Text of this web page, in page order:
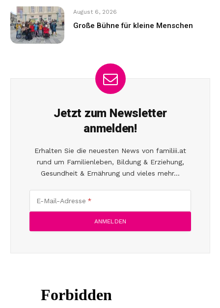
August 6, 2026
Große Bühne für kleine Menschen
Jetzt zum Newsletter
anmelden!
Erhalten Sie die neuesten News von familiii.at
rund um Familienleben, Bildung & Erziehung,
Gesundheit & Ernährung und vieles mehr...
E-Mail-Adresse